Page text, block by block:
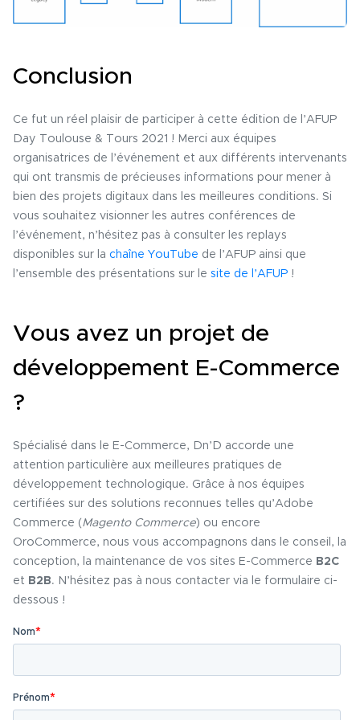
Conclusion
Ce fut un réel plaisir de participer à cette édition de l’AFUP
Day Toulouse & Tours 2021 ! Merci aux équipes
organisatrices de l’événement et aux différents intervenants
qui ont transmis de précieuses informations pour mener à
bien des projets digitaux dans les meilleures conditions. Si
vous souhaitez visionner les autres conférences de
l’événement, n’hésitez pas à consulter les replays
disponibles sur la chaîne YouTube de l’AFUP ainsi que
l’ensemble des présentations sur le site de l’AFUP !
Vous avez un projet de
développement E-Commerce
?
Spécialisé dans le E-Commerce, Dn’D accorde une
attention particulière aux meilleures pratiques de
développement technologique. Grâce à nos équipes
certifiées sur des solutions reconnues telles qu’Adobe
Commerce (Magento Commerce) ou encore
OroCommerce, nous vous accompagnons dans le conseil, la
conception, la maintenance de vos sites E-Commerce B2C
et B2B. N’hésitez pas à nous contacter via le formulaire ci-
dessous !